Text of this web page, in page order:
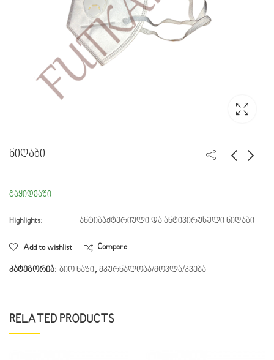
ნიღაბი
გაყიდვაში
Highlights: ანტიბაქტერიული და ანტივირუსული ნიღაბი
Add to wishlist Compare
კატეგორია: ბიო ხაზი, მკურნალობა/მოვლა/კვება
RELATED PRODUCTS